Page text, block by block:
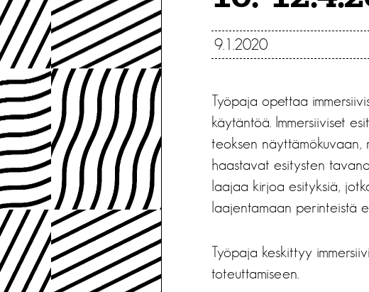
9.1.2020
Työpaja opettaa
käytäntöä. Immersiiviset
teoksen näyttämökuvaan,
haastavat esitysten
laajaa kirjoa esityksiä,
laajentamaan perinteistä
Työpaja keskittyy
toteuttamiseen.